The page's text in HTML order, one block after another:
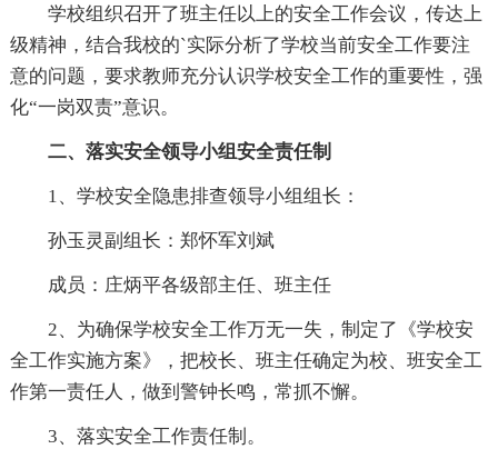
学校组织召开了班主任以上的安全工作会议，传达上
级精神，结合我校的`实际分析了学校当前安全工作要注
意的问题，要求教师充分认识学校安全工作的重要性，强
化“一岗双责”意识。
二、落实安全领导小组安全责任制
1、学校安全隐患排查领导小组组长：
孙玉灵副组长：郑怀军刘斌
成员：庄炳平各级部主任、班主任
2、为确保学校安全工作万无一失，制定了《学校安
全工作实施方案》，把校长、班主任确定为校、班安全工
作第一责任人，做到警钟长鸣，常抓不懈。
3、落实安全工作责任制。